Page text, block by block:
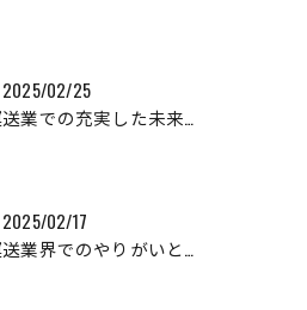
2025/02/25
運送業での充実した未来を拓く方法
2025/02/17
運送業界でのやりがいと可能性